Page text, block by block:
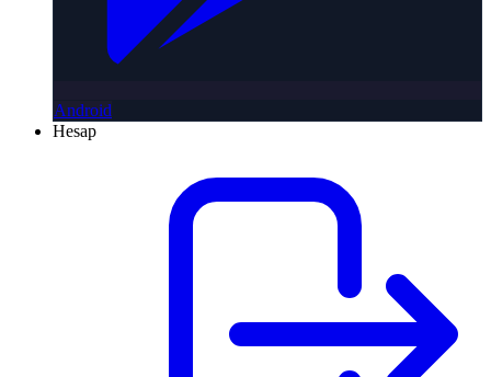
Android
Hesap